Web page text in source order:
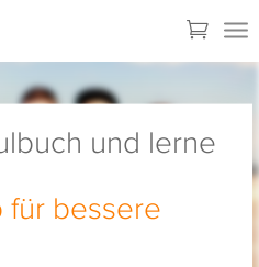
und lerne
bessere